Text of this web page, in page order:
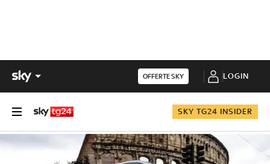
OFFERTE SKY LOGIN
SKY TG24 INSIDER